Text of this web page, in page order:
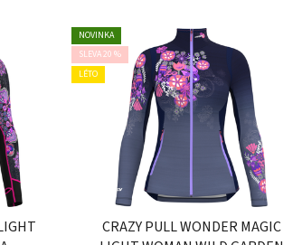
e
n
í
NOVINKA
SLEVA 20 %
LÉTO
CRAZY PULL WONDER MAGIC